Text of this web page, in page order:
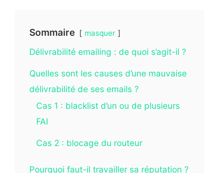
Sommaire masquer
Délivrabilité emailing : de quoi s’agit-il ?
Quelles sont les causes d’une mauvaise
délivrabilité de ses emails ?
Cas 1 : blacklist d’un ou de plusieurs
FAI
Cas 2 : blocage du routeur
Pourquoi faut-il travailler sa réputation ?